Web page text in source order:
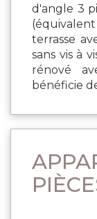
d'angle 3
terrasse
sans vis à
rénové
bénéficie